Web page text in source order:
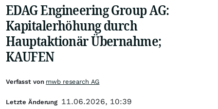
EDAG Engineering Group AG:
Kapitalerhöhung durch
Hauptaktionär Übernahme;
KAUFEN
Verfasst von mwb research AG
Letzte Änderung 11.06.2026, 10:39